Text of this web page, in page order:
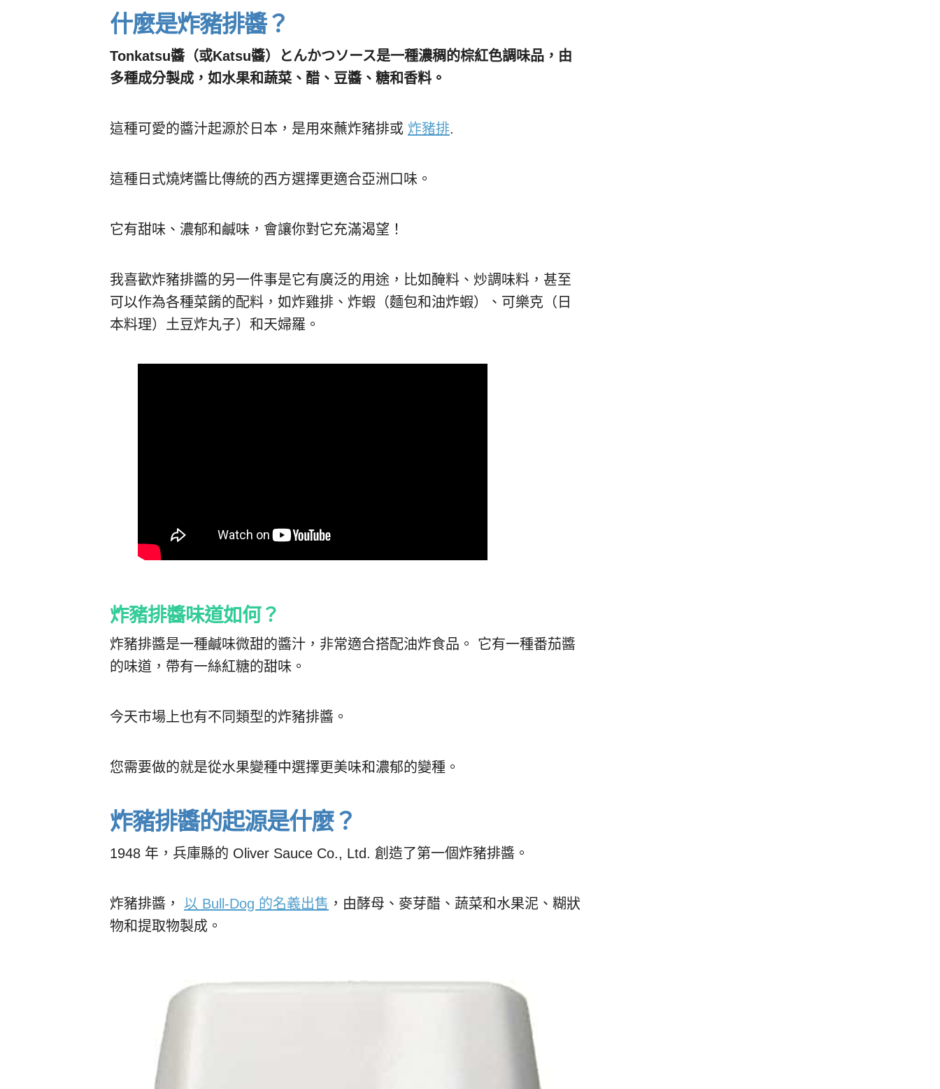
什麼是炸豬排醬？
Tonkatsu醬（或Katsu醬）とんかつソース是一種濃稠的棕紅色調味品，由
多種成分製成，如水果和蔬菜、醋、豆醬、糖和香料。
這種可愛的醬汁起源於日本，是用來蘸炸豬排或 炸豬排.
這種日式燒烤醬比傳統的西方選擇更適合亞洲口味。
它有甜味、濃郁和鹹味，會讓你對它充滿渴望！
我喜歡炸豬排醬的另一件事是它有廣泛的用途，比如醃料、炒調味料，甚至
可以作為各種菜餚的配料，如炸雞排、炸蝦（麵包和油炸蝦）、可樂克（日
本料理）土豆炸丸子）和天婦羅。
炸豬排醬味道如何？
炸豬排醬是一種鹹味微甜的醬汁，非常適合搭配油炸食品。 它有一種番茄醬
的味道，帶有一絲紅糖的甜味。
今天市場上也有不同類型的炸豬排醬。
您需要做的就是從水果變種中選擇更美味和濃郁的變種。
炸豬排醬的起源是什麼？
1948 年，兵庫縣的 Oliver Sauce Co., Ltd. 創造了第一個炸豬排醬。
炸豬排醬， 以 Bull-Dog 的名義出售 ，由酵母、麥芽醋、蔬菜和水果泥、糊狀
物和提取物製成。